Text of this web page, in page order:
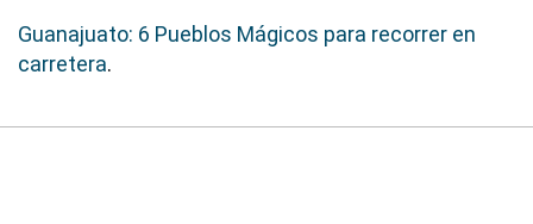
Guanajuato: 6 Pueblos Mágicos para recorrer en
carretera.